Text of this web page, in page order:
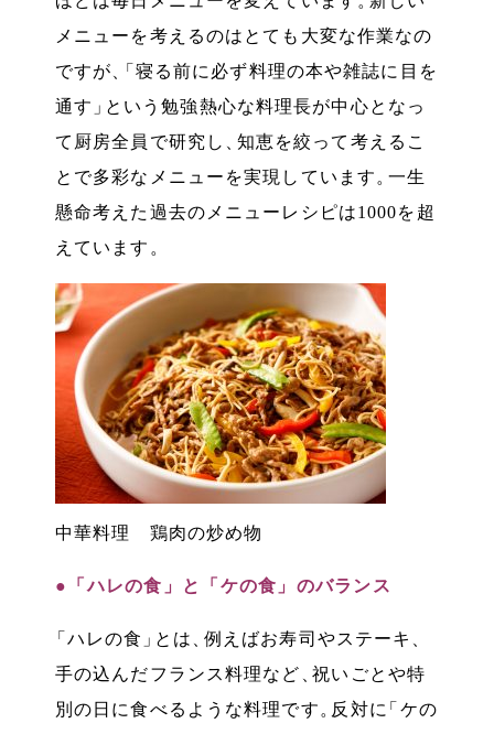
メニューを考えるのはとても大変な作業なの
ですが 、「 寝る前に必ず料理の本や雑誌に目を
通す 」という勉強熱心な料理長が中心となっ
て厨房全員で研究し
、知恵を絞って考えるこ
とで多彩なメニューを実現しています 。一生
懸命考えた過去のメニューレシピは1000を超
えています 。
中華料理 鶏肉の炒め物
●「ハレの食」と「ケの食」のバランス
「 ハレの食 」とは 、
例えばお寿司やステーキ
手の込んだフランス料理など 、
祝いごとや特
別の日に食べるような料理です 。反対に「 ケの